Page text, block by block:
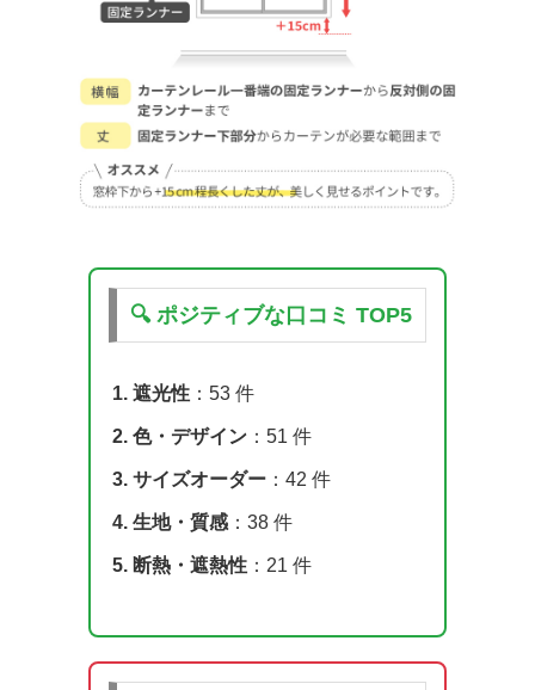
🔍 ポジティブな口コミ TOP5
1. 遮光性 ：53 件
2. 色・デザイン ：51 件
3. サイズオーダー ：42 件
4. 生地・質感 ：38 件
5. 断熱・遮熱性 ：21 件